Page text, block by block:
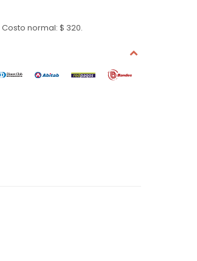
Costo normal: $ 320.